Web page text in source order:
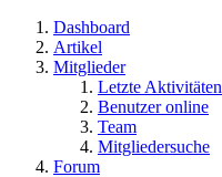
Dashboard
Artikel
Mitglieder
Letzte Aktivitäten
Benutzer online
Team
Mitgliedersuche
Forum